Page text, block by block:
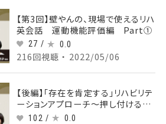
【第3回】壁やんの、現場で使えるリハ
英会話 運動機能評価編 Part①
27 / 0.0
216回視聴 ・ 2022/05/06
【後編】「存在を肯定する」リハビリテ
ーションアプローチ～押し付ける障
害受容から自由になる視点～
102 / 0.0